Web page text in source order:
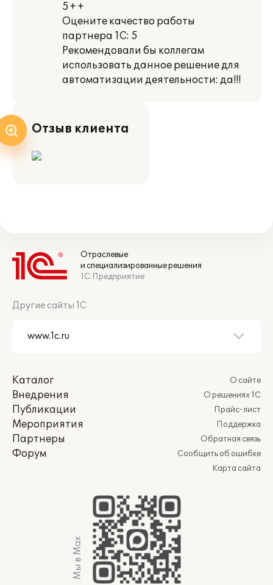
5++
Оцените качество работы
партнера 1С: 5
Рекомендовали бы коллегам
использовать данное решение для
автоматизации деятельности: да!!!
Отзыв клиента
Отраслевые
и специализированные решения
1С:Предприятие
Другие сайты 1С
Каталог
Внедрения
Публикации
Мероприятия
Партнеры
Форум
О сайте
О решениях 1С
Прайс-лист
Поддержка
Обратная связь
Сообщить об ошибке
Карта сайта
Мы в Max